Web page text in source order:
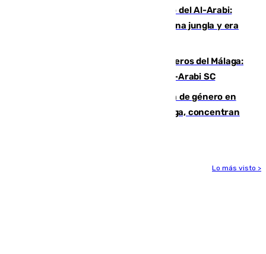
Juanfran Funes, sobre el duro juego del Al-Arabi:
“Por momentos nos hemos metido en una jungla y era
Ya se han estrenado los tres delanteros del Málaga:
Eneko Jauregui, bigoleador contra el Al-Arabi SC
35 mujeres asesinadas por violencia de género en
España en este 2026: Andalucía y Málaga, concentran
Lo más visto >